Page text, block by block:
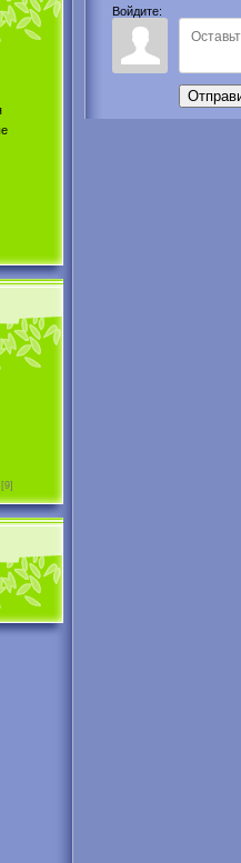
[9]
Войдите: